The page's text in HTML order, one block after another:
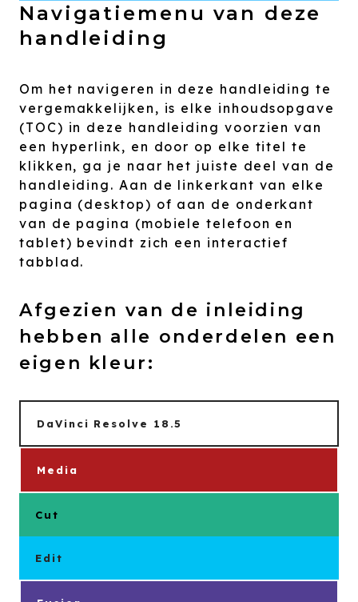
Navigatiemenu van deze
handleiding
Om het navigeren in deze handleiding te
vergemakkelijken, is elke inhoudsopgave
(TOC) in deze handleiding voorzien van
een hyperlink, en door op elke titel te
klikken, ga je naar het juiste deel van de
handleiding. Aan de linkerkant van elke
pagina (desktop) of aan de onderkant
van de pagina (mobiele telefoon en
tablet) bevindt zich een interactief
tabblad.
Afgezien van de inleiding
hebben alle onderdelen een
eigen kleur:
DaVinci Resolve 18.5
Media
Cut
Edit